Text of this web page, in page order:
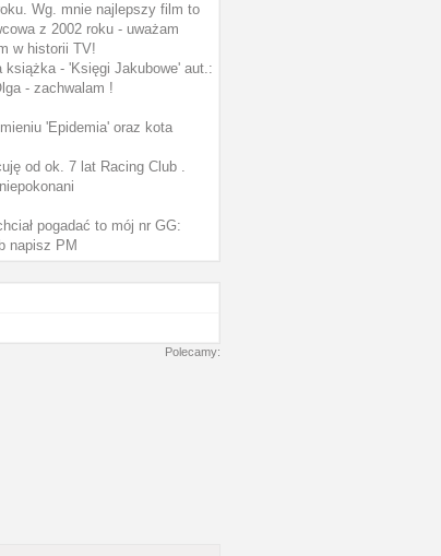
Wg. mnie najlepszy film to
z 2002 roku - uważam
w historii TV!
książka - 'Księgi Jakubowe' aut.:
- zachwalam !
'Epidemia' oraz kota
od ok. 7 lat Racing Club .
pogadać to mój nr GG:
napisz PM
Polecamy: